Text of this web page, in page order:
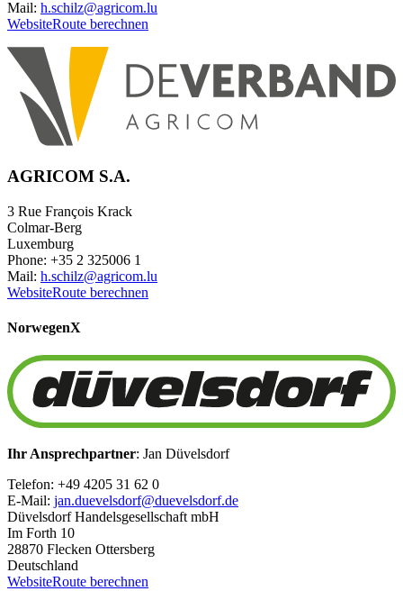
Mail: h.schilz@agricom.lu
WebsiteRoute berechnen
AGRICOM S.A.
3 Rue François Krack
Colmar-Berg
Luxemburg
Phone: +35 2 325006 1
Mail: h.schilz@agricom.lu
WebsiteRoute berechnen
NorwegenX
Ihr Ansprechpartner: Jan Düvelsdorf
Telefon: +49 4205 31 62 0
E-Mail: jan.duevelsdorf@duevelsdorf.de
Düvelsdorf Handelsgesellschaft mbH
Im Forth 10
28870 Flecken Ottersberg
Deutschland
WebsiteRoute berechnen